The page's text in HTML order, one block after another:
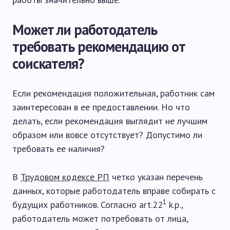
Может ли работодатель
требовать рекомендацию от
соискателя?
Если рекомендация положительная, работник сам
заинтересован в ее предоставлении. Но что
делать, если рекомендация выглядит не лучшим
образом или вовсе отсутствует? Допустимо ли
требовать ее наличия?
В Трудовом кодексе РП четко указан перечень
данных, которые работодатель вправе собирать с
будущих работников. Согласно art.221 k.p.,
работодатель может потребовать от лица,